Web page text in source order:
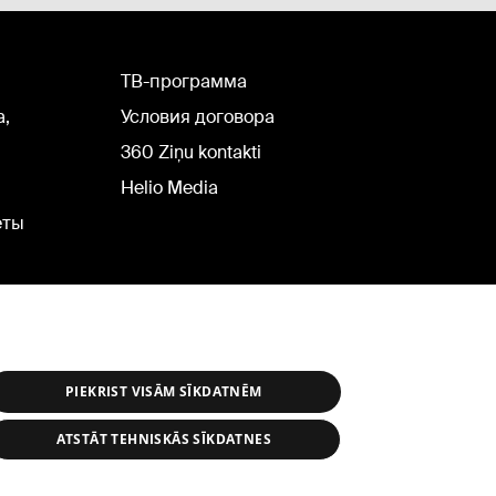
TВ-программа
Условия договора
360 Ziņu kontakti
Helio Media
PIEKRIST VISĀM SĪKDATNĒM
ATSTĀT TEHNISKĀS SĪKDATNES